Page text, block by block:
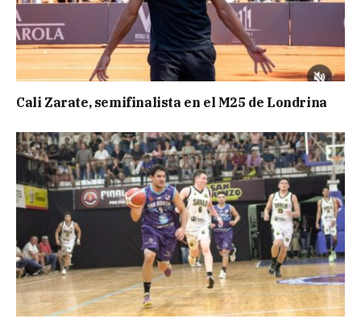
Cali Zarate, semifinalista en el M25 de Londrina